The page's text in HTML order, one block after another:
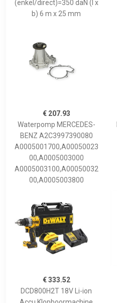
(enkel/direct)=350 daN (l x
b) 6 m x 25 mm
€ 207.93
Waterpomp MERCEDES-
BENZ A2C3997390080
A0005001700,A00050023
00,A0005003000
A0005003100,A00050032
00,A0005003800
€ 333.52
DCD800H2T 18V Li-ion